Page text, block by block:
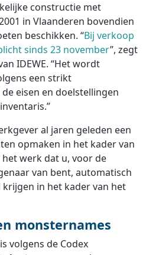
constructie met
in Vlaanderen bovendien
beschikken. “Bij verkoop
sinds 23 november”, zegt
IDEWE. “Het wordt
een strikt
eisen en doelstellingen
al jaren geleden een
opmaken in het kader van
werk dat u, voor de
van bent, automatisch
krijgen in het kader van het
monsternames
volgens de Codex